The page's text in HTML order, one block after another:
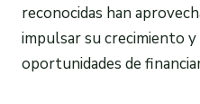
reconocidas han
impulsar su crecimiento y
oportunidades de